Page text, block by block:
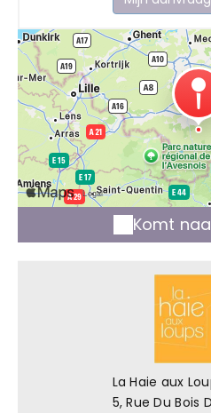
Komt
La Haie aux
5, Rue Du Bois